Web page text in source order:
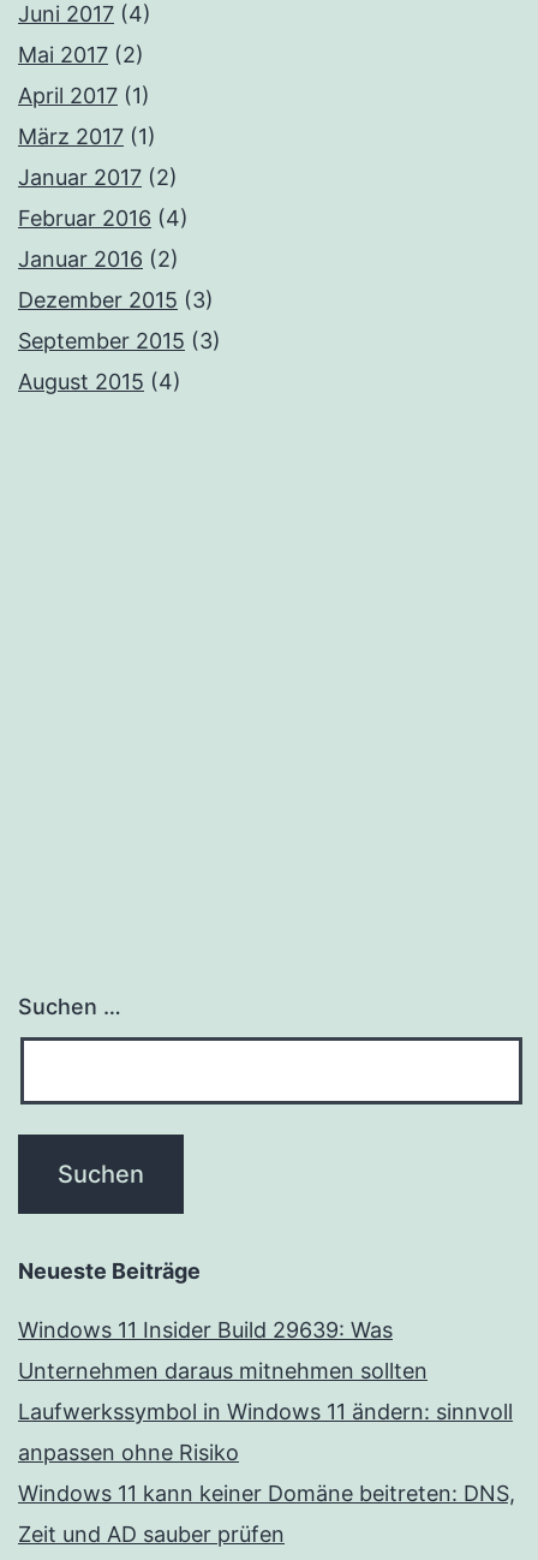
Juni 2017 (4)
Mai 2017 (2)
April 2017 (1)
März 2017 (1)
Januar 2017 (2)
Februar 2016 (4)
Januar 2016 (2)
Dezember 2015 (3)
September 2015 (3)
August 2015 (4)
Suchen …
Neueste Beiträge
Windows 11 Insider Build 29639: Was
Unternehmen daraus mitnehmen sollten
Laufwerkssymbol in Windows 11 ändern: sinnvoll
anpassen ohne Risiko
Windows 11 kann keiner Domäne beitreten: DNS,
Zeit und AD sauber prüfen